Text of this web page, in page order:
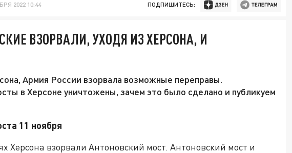
2022 10:44 ПОДПИШИТЕСЬ:
ВЗОРВАЛИ, УХОДЯ ИЗ ХЕРСОНА, И
Армия России взорвала возможные переправы.
в Херсоне уничтожены, зачем это было сделано и публикуем
11 ноября
Херсона взорвали Антоновский мост. Антоновский мост и